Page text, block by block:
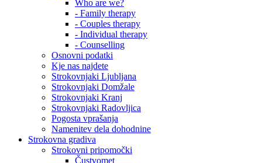
Who are we?
- Family therapy
- Couples therapy
- Individual therapy
- Counselling
Osnovni podatki
Kje nas najdete
Strokovnjaki Ljubljana
Strokovnjaki Domžale
Strokovnjaki Kranj
Strokovnjaki Radovljica
Pogosta vprašanja
Namenitev dela dohodnine
Strokovna gradiva
Strokovni pripomočki
Čustvomet